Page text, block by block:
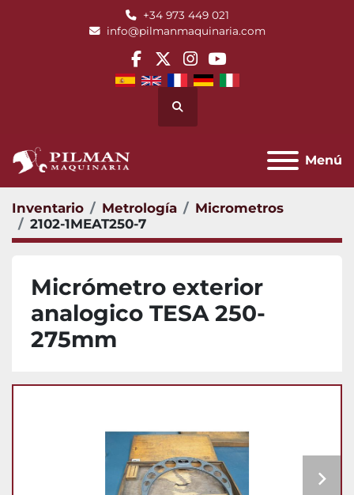
+34 973 449 021
info@pilmanmaquinaria.com
facebook
twitterinstagram
youtube
Buscar
Menú
Inventario Metrología
Micrometros
2102-1MEAT250-7
Micrómetro exterior
analogico TESA 250-
275mm